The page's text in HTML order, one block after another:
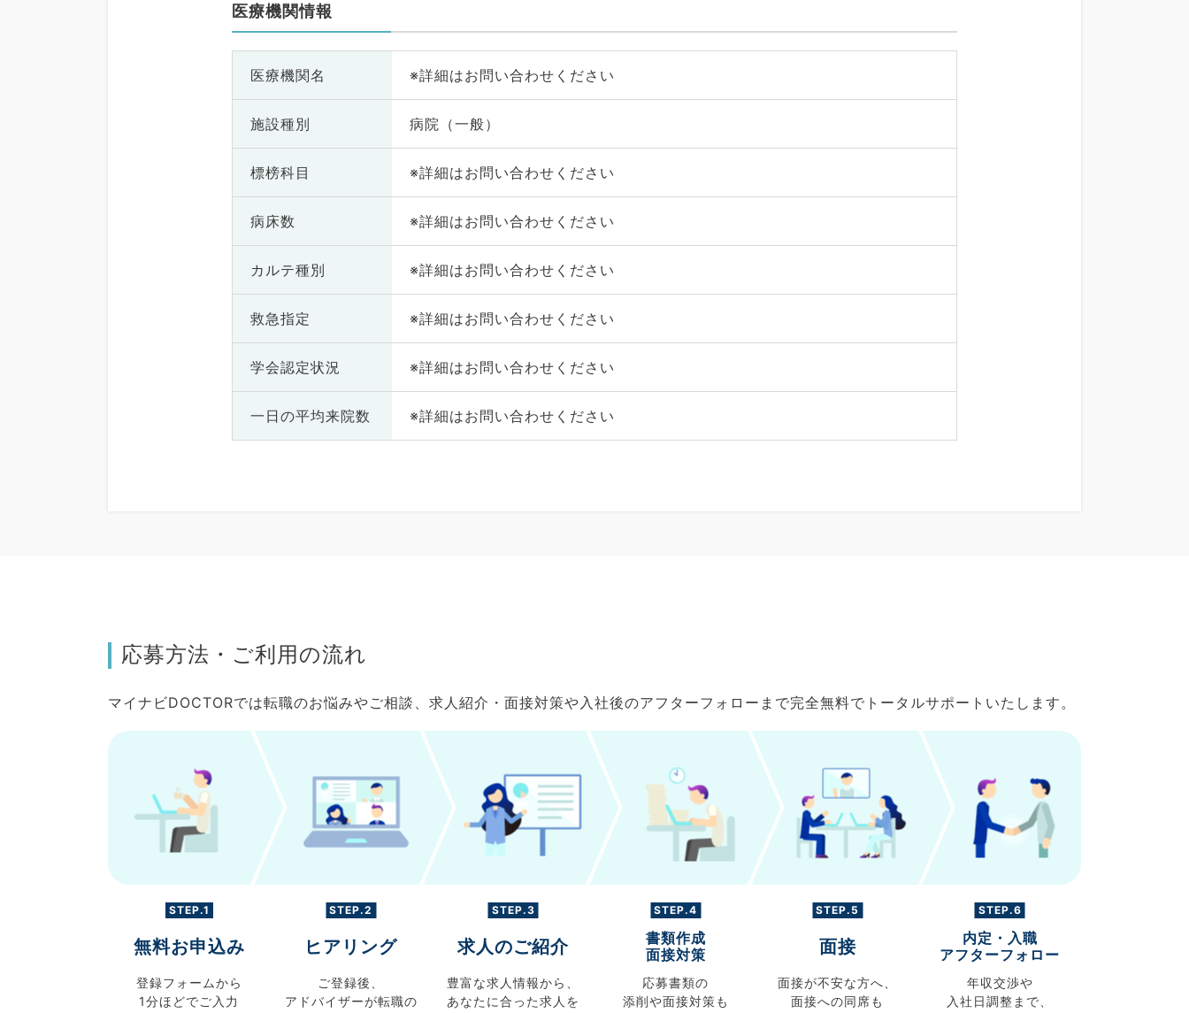
医療機関情報
医療機関名 ※詳細はお問い合わせください
施設種別 病院（一般）
標榜科目 ※詳細はお問い合わせください
病床数 ※詳細はお問い合わせください
カルテ種別 ※詳細はお問い合わせください
救急指定 ※詳細はお問い合わせください
学会認定状況 ※詳細はお問い合わせください
一日の平均来院数 ※詳細はお問い合わせください
応募方法・ご利用の流れ
マイナビDOCTORでは転職のお悩みやご相談、求人紹介・面接対策や入社後のアフターフォローまで完全無料でトータルサポートいたします。
STEP.1
無料お申込み
登録フォームから
1分ほどでご入力
STEP.2
ヒアリング
ご登録後、
アドバイザーが転職の
STEP.3
求人のご紹介
豊富な求人情報から、
あなたに合った求人を
STEP.4
書類作成
面接対策
応募書類の
添削や面接対策も
STEP.5
面接
面接が不安な方へ、
面接への同席も
STEP.6
内定・入職
アフターフォロー
年収交渉や
入社日調整まで、